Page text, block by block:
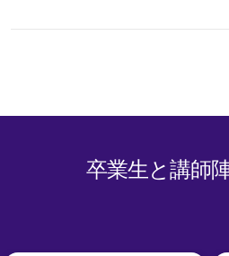
卒業生と講師